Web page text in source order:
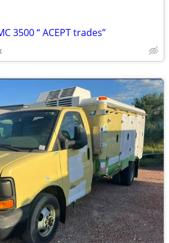
3500 “ ACEPT trades”